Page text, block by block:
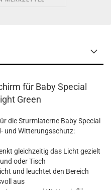
für Baby Special
Green
die Sturmlaterne Baby Special
und Witterungsschutz:
gleichzeitig das Licht gezielt
oder Tisch
und leuchtet den Bereich
aus